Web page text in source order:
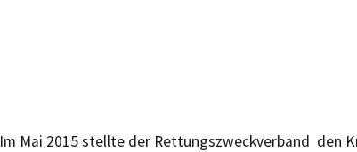
Im Mai 2015 stellte der Rettungszweckverband den